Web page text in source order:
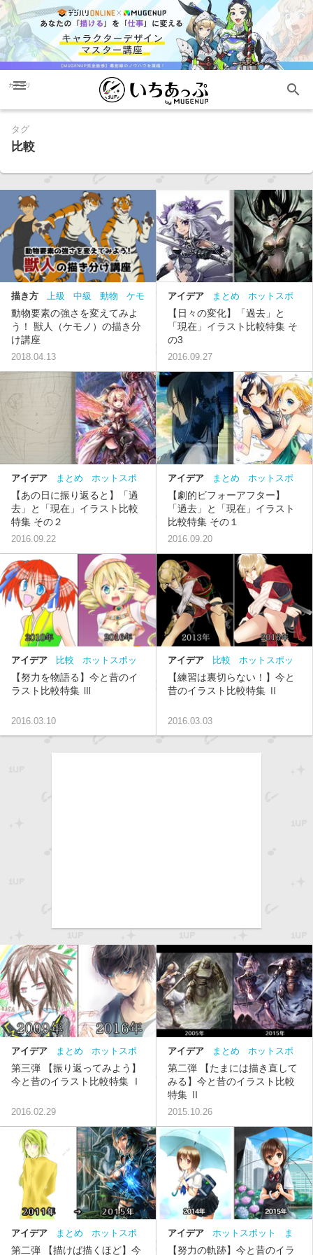
menu
カテゴリ search
タグ
比較
描き方 上級 中級 動物
ケモ
ノ
描き方 比較
動物要素の強さを変えてみよ
う！ 獣人（ケモノ）の描き分
け講座
2018.04.13
アイデア まとめ
ホットスポ
ット
比較
【日々の変化】「過去」と
「現在」イラスト比較特集 そ
の3
2016.09.27
アイデア まとめ
ホットスポ
ット
比較
【あの日に振り返ると】「過
去」と「現在」イラスト比較
特集 その２
2016.09.22
アイデア まとめ
ホットスポ
ット
比較
【劇的ビフォーアフター】
「過去」と「現在」イラスト
比較特集 その１
2016.09.20
アイデア 比較
ホットスポッ
ト
まとめ
【努力を物語る】今と昔のイ
ラスト比較特集 Ⅲ
2016.03.10
アイデア 比較
ホットスポッ
ト
まとめ
【練習は裏切らない！】今と
昔のイラスト比較特集 Ⅱ
2016.03.03
アイデア まとめ
ホットスポ
ット
比較
第三弾 【振り返ってみよう】
今と昔のイラスト比較特集 Ⅰ
2016.02.29
アイデア まとめ
ホットスポ
ット
比較
第二弾 【たまには描き直して
みる】今と昔のイラスト比較
特集 Ⅱ
2015.10.26
アイデア まとめ
ホットスポ
ット
比較
第二弾 【描けば描くほど】今
アイデア ホットスポット
ま
とめ
比較
【努力の軌跡】今と昔のイラ